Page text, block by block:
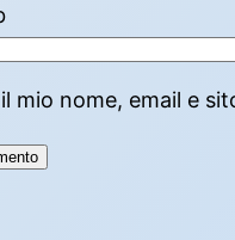
il mio nome, email e